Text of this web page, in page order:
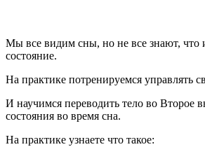
Мы все видим сны, но не все зна­ют, что
состояние.
На прак­ти­ке потре­ни­ру­ем­ся управ­лять
И научим­ся пере­во­дить тело во Вто­рое
состо­я­ния во вре­мя сна.
На прак­ти­ке узна­е­те что такое: